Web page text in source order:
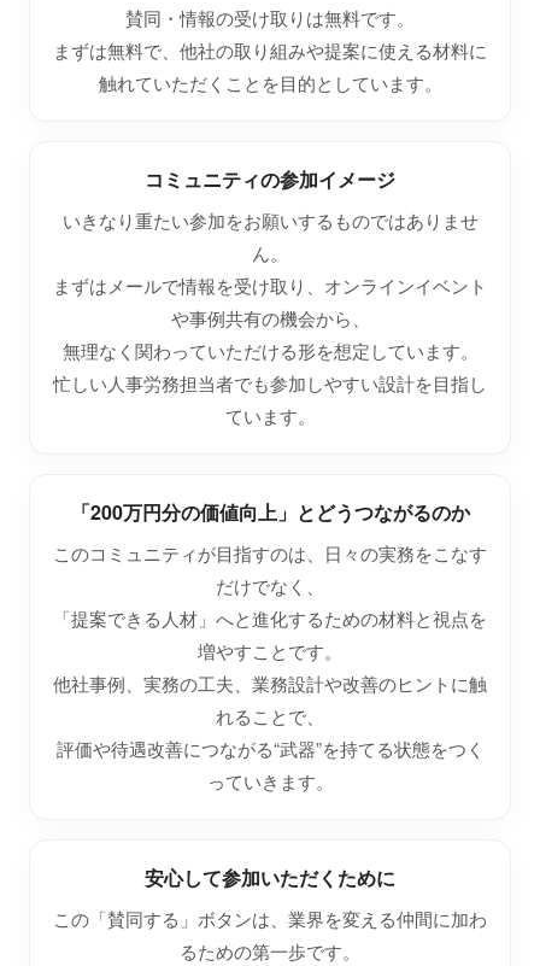
賛同・情報の受け取りは無料です。
まずは無料で、他社の取り組みや提案に使える材料に
触れていただくことを目的としています。
コミュニティの参加イメージ
いきなり重たい参加をお願いするものではありませ
ん。
まずはメールで情報を受け取り、オンラインイベント
や事例共有の機会から、
無理なく関わっていただける形を想定しています。
忙しい人事労務担当者でも参加しやすい設計を目指し
ています。
「200万円分の価値向上」とどうつながるのか
このコミュニティが目指すのは、日々の実務をこなす
だけでなく、
「提案できる人材」へと進化するための材料と視点を
増やすことです。
他社事例、実務の工夫、業務設計や改善のヒントに触
れることで、
評価や待遇改善につながる“武器”を持てる状態をつく
っていきます。
安心して参加いただくために
この「賛同する」ボタンは、業界を変える仲間に加わ
るための第一歩です。